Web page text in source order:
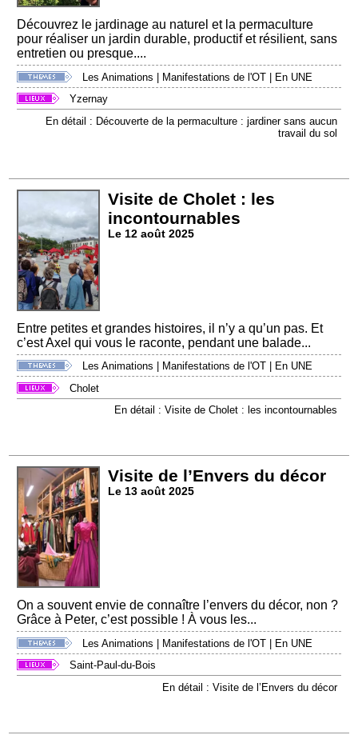
Découvrez le jardinage au naturel et la permaculture
pour réaliser un jardin durable, productif et résilient, sans
entretien ou presque....
Les Animations | Manifestations de l'OT | En UNE
Yzernay
En détail : Découverte de la permaculture : jardiner sans aucun
travail du sol
Visite de Cholet : les
incontournables
Le 12 août 2025
Entre petites et grandes histoires, il n’y a qu’un pas. Et
c’est Axel qui vous le raconte, pendant une balade...
Les Animations Manifestations de l'OT
En UNE
Cholet
En détail : Visite de Cholet : les incontournables
Visite de l’Envers du décor
Le 13 août 2025
On a souvent envie de connaître l’envers du décor, non ?
Grâce à Peter, c’est possible ! À vous les...
Les Animations Manifestations de l'OT
En UNE
Saint-Paul-du-Bois
En détail : Visite de l’Envers du décor